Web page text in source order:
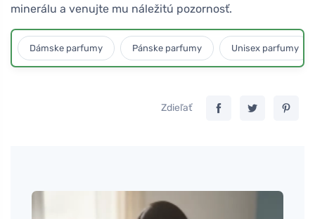
minerálu a venujte mu náležitú pozornosť.
Dámske parfumy Pánske parfumy Unisex parfumy
Zdieľať